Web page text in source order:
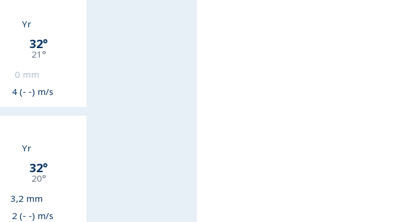
Yr
32°
21 °
0 mm
4 (- -) m/s
Yr
32°
20°
3,2 mm
2 (- -) m/s